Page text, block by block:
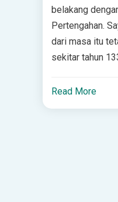
belakang
Pertengahan.
dari masa itu
sekitar tahun
Read More